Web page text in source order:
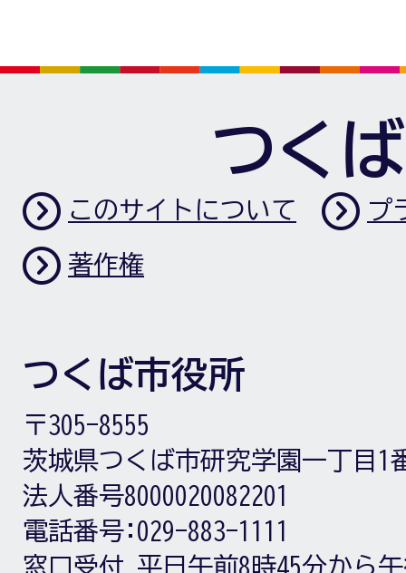
つく
このサイトについて プ
著作権
つくば市役所
〒305-8555
茨城県つくば市研究学園一丁目1
法人番号8000020082201
電話番号: 029-883-1111
窓口受付 平日午前8時45分から